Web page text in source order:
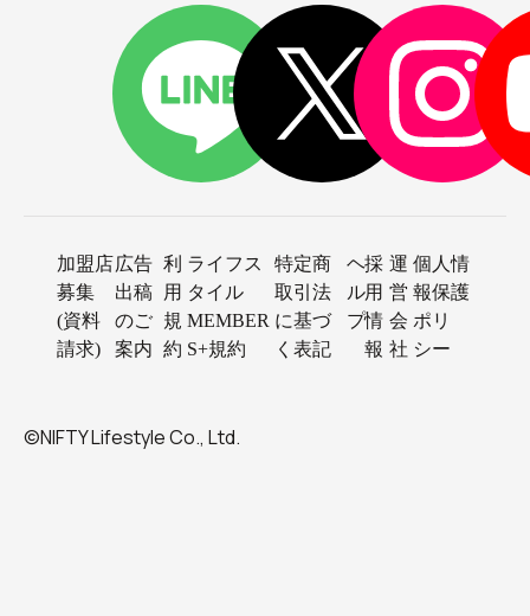
加盟店
募集
(資料
請求)
広告
出稿
のご
案内
利
用
規
約
ライフス
タイル
MEMBER
S+規約
特定商
取引法
に基づ
く表記
ヘ
ル
プ
採
用
情
報
運
営
会
社
個人情
報保護
ポリ
シー
©NIFTY Lifestyle Co., Ltd.